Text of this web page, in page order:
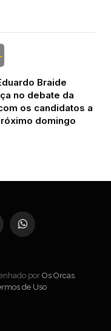
Braide
no debate da
os candidatos a
domingo
WhatsApp
por Os Orcas.
de Uso